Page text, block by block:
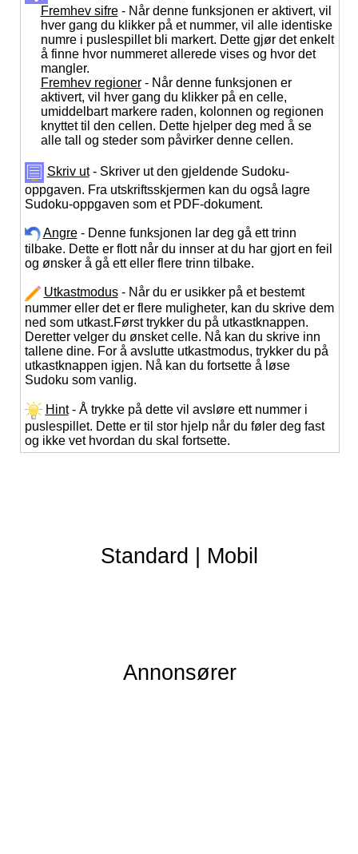
Fremhev sifre- Når denne funksjonen er aktivert, vil
hver gang du klikker på et nummer, vil alle identiske
numre i puslespillet bli markert. Dette gjør det enkelt
å finne hvor nummeret allerede vises og hvor det
mangler.
Fremhev regioner- Når denne funksjonen er
aktivert, vil hver gang du klikker på en celle,
umiddelbart markere raden, kolonnen og regionen
knyttet til den cellen. Dette hjelper deg med å se
alle tall og steder som påvirker denne cellen.
Skriv ut- Skriver ut den gjeldende Sudoku-
oppgaven. Fra utskriftsskjermen kan du også lagre
Sudoku-oppgaven som et PDF-dokument.
Angre- Denne funksjonen lar deg gå ett trinn
tilbake. Dette er flott når du innser at du har gjort en feil
og ønsker å gå ett eller flere trinn tilbake.
Utkastmodus- Når du er usikker på et bestemt
nummer eller det er flere muligheter, kan du skrive dem
ned som utkast.Først trykker du på utkastknappen.
Deretter velger du ønsket celle. Nå kan du skrive inn
tallene dine. For å avslutte utkastmodus, trykker du på
utkastknappen igjen. Nå kan du fortsette å løse
Sudoku som vanlig.
Hint- Å trykke på dette vil avsløre ett nummer i
puslespillet. Dette er til stor hjelp når du føler deg fast
og ikke vet hvordan du skal fortsette.
Standard Mobil
Annonsører